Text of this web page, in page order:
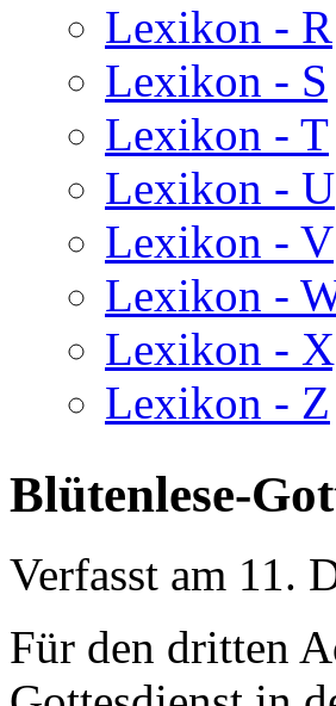
Lexikon - R
Lexikon - S
Lexikon - T
Lexikon - U
Lexikon - V
Lexikon -
Lexikon -
Lexikon - Z
Blütenlese-
Verfasst am 11.
Für den dritten